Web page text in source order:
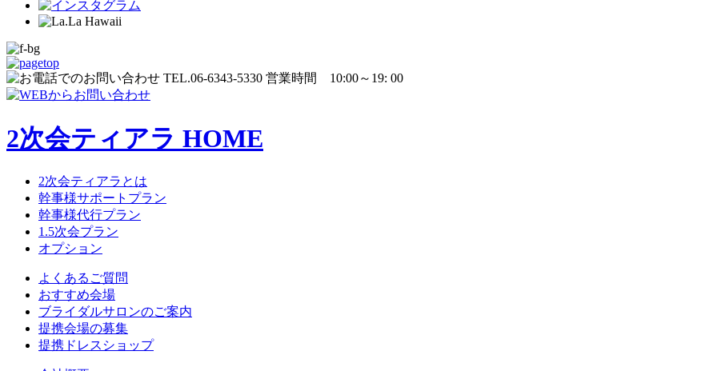
2次会ティアラ HOME
2次会ティアラとは
幹事様サポートプラン
幹事様代行プラン
1.5次会プラン
オプション
よくあるご質問
おすすめ会場
ブライダルサロンのご案内
提携会場の募集
提携ドレスショップ